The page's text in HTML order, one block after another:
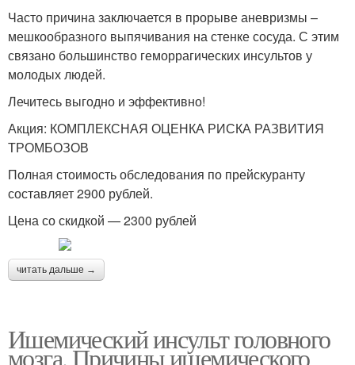
Часто причина заключается в прорыве аневризмы –
мешкообразного выпячивания на стенке сосуда. С этим
связано большинство геморрагических инсультов у
молодых людей.
Лечитесь выгодно и эффективно!
Акция: КОМПЛЕКСНАЯ ОЦЕНКА РИСКА РАЗВИТИЯ
ТРОМБОЗОВ
Полная стоимость обследования по прейскуранту
составляет 2900 рублей.
Цена со скидкой — 2300 рублей
читать дальше →
Ишемический инсульт головного
мозга. Причины ишемического